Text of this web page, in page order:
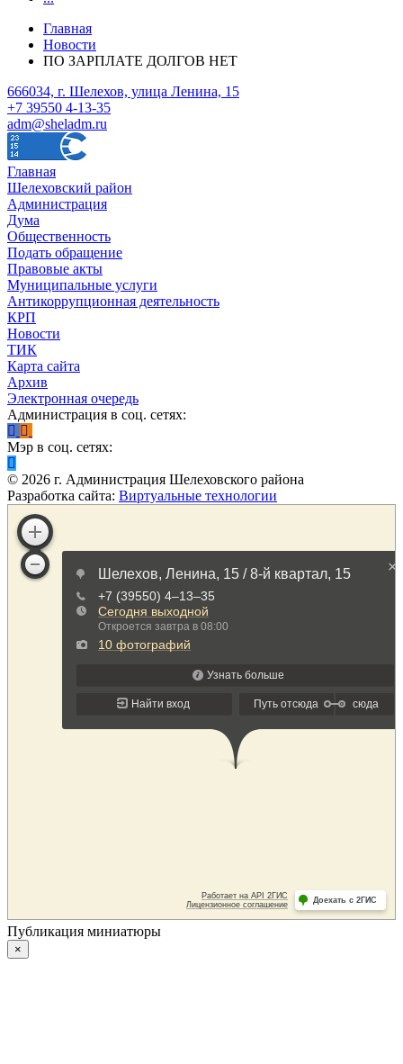
Главная
Новости
ПО ЗАРПЛАТЕ ДОЛГОВ НЕТ
666034, г. Шелехов, улица Ленина, 15
+7 39550 4-13-35
adm@sheladm.ru
Главная
Шелеховский район
Администрация
Дума
Общественность
Подать обращение
Правовые акты
Муниципальные услуги
Антикоррупционная деятельность
КРП
Новости
ТИК
Карта сайта
Архив
Электронная очередь
Администрация в соц. сетях:
Мэр в соц. сетях:
© 2026 г. Администрация Шелеховского района
Разработка сайта: Виртуальные технологии
Публикация миниатюры
×